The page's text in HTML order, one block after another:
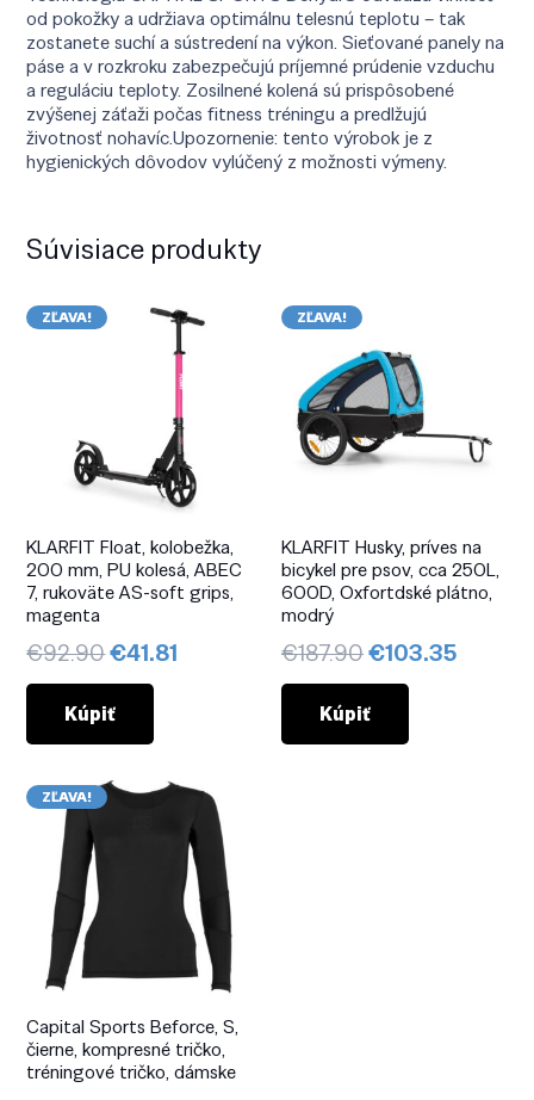
od pokožky a udržiava optimálnu telesnú teplotu – tak
zostanete suchí a sústredení na výkon. Sieťované panely na
páse a v rozkroku zabezpečujú príjemné prúdenie vzduchu
a reguláciu teploty. Zosilnené kolená sú prispôsobené
zvýšenej záťaži počas fitness tréningu a predlžujú
životnosť nohavíc.Upozornenie: tento výrobok je z
hygienických dôvodov vylúčený z možnosti výmeny.
Súvisiace produkty
ZĽAVA!
KLARFIT Float, kolobežka,
200 mm, PU kolesá, ABEC
7, rukoväte AS-soft grips,
magenta
€92.90Pôvodná
cena
bola:
€92.90.
€41.81
Kúpiť
ZĽAVA!
KLARFIT Husky, príves na
bicykel pre psov, cca 250L,
600D, Oxfortdské plátno,
modrý
€187.90Pôvodná
cena
bola:
€187.90.
€103.35
Kúpiť
ZĽAVA!
Capital Sports Beforce, S,
čierne, kompresné tričko,
tréningové tričko, dámske